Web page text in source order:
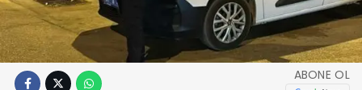
ABONE OL